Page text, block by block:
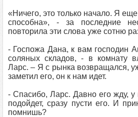
«Ничего, это только начало. Я
способна», - за последние
повторила эти слова уже сотню
- Госпожа Дана, к вам господин
соляных складов, - в комнату
Ларс. – Я с рынка возвращался,
заметил его, он к нам идет.
- Спасибо, Ларс. Давно его жду, у
подойдет, сразу пусти его. И
помнишь?